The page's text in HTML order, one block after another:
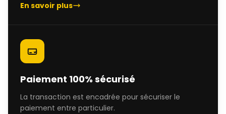
En savoir plus
Paiement 100% sécurisé
La transaction est encadrée pour sécuriser le
paiement entre particulier.